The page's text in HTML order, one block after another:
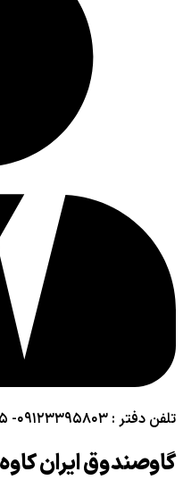
تلفن دفتر : ۰۹۱۲۳۳۹۵۸۰۳- 021۲۲۰۸۱۰۹۵
گاوصندوق ایران کاوه